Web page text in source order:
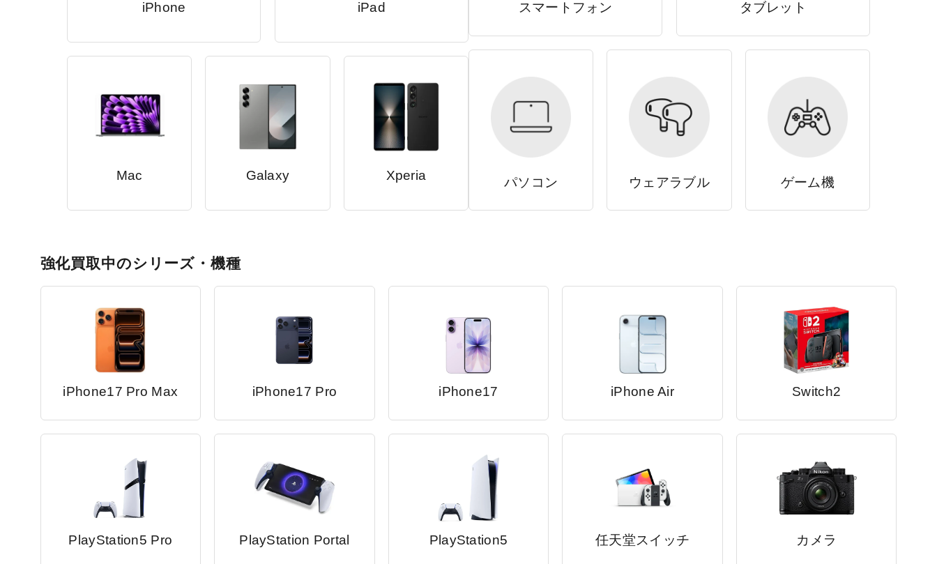
iPhone iPad
Mac Galaxy Xperia
スマートフォン タブレット
パソコン ウェアラブル ゲーム機
強化買取中のシリーズ・機種
iPhone17 Pro Max iPhone17 Pro iPhone17 iPhone Air Switch2
PlayStation5 Pro PlayStation Portal PlayStation5 任天堂スイッチ カメラ